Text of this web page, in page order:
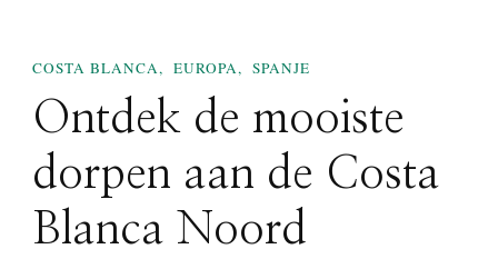
COSTA BLANCA EUROPA SPANJE
Ontdek de mooiste
dorpen aan de Costa
Blanca Noord